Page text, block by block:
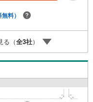
めたレポートもご用意し
い。■電車でお越しのお客
徒歩5分■お車でお越しの
すので弊社営業スタッフ
料）
る（全3社）